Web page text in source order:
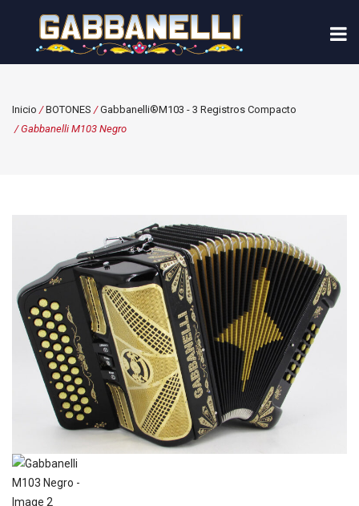
Inicio /BOTONES /Gabbanelli®M103 - 3 Registros Compacto
/ Gabbanelli M103 Negro